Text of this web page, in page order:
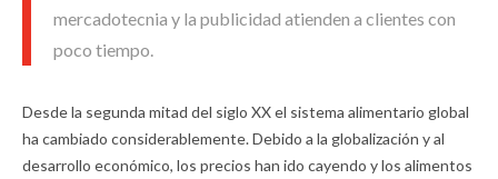
mercadotecnia y la publicidad atienden a clientes con
poco tiempo.
Desde la segunda mitad del siglo XX el sistema alimentario global
ha cambiado considerablemente. Debido a la globalización y al
desarrollo económico, los precios han ido cayendo y los alimentos